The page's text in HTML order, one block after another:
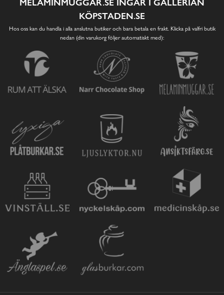
KÖPSTADEN.SE
Hos oss kan du handla i alla anslutna butiker och bara betala en frakt. Klicka på valfri butik
nedan (din varukorg följer automatiskt med):